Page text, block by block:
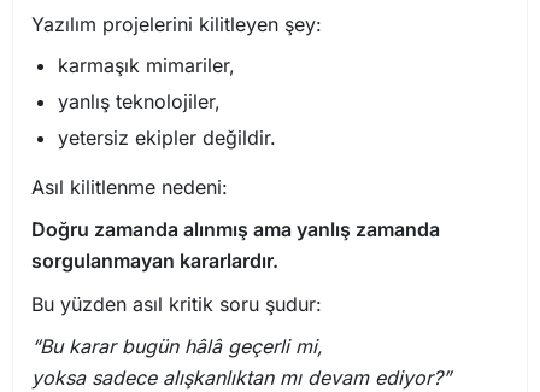
Yazılım projelerini kilitleyen şey:
karmaşık mimariler,
yanlış teknolojiler,
yetersiz ekipler değildir.
Asıl kilitlenme nedeni:
Doğru zamanda alınmış ama yanlış zamanda
sorgulanmayan kararlardır.
Bu yüzden asıl kritik soru şudur:
“Bu karar bugün hâlâ geçerli mi,
yoksa sadece alışkanlıktan mı devam ediyor?”